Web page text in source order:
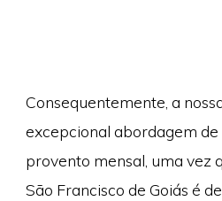
Consequentemente, a
excepcional abordagem
provento mensal, uma vez
São Francisco de Goiás é